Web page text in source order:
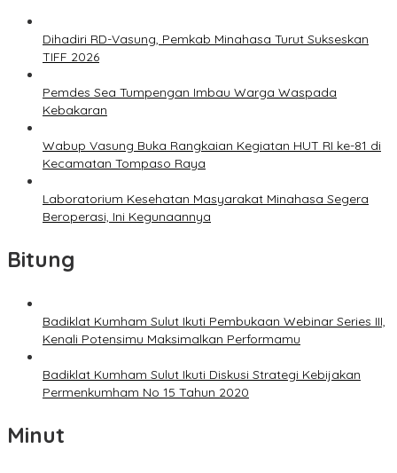
Dihadiri RD-Vasung, Pemkab Minahasa Turut Sukseskan
TIFF 2026
Pemdes Sea Tumpengan Imbau Warga Waspada
Kebakaran
Wabup Vasung Buka Rangkaian Kegiatan HUT RI ke-81 di
Kecamatan Tompaso Raya
Laboratorium Kesehatan Masyarakat Minahasa Segera
Beroperasi, Ini Kegunaannya
Bitung
Badiklat Kumham Sulut Ikuti Pembukaan Webinar Series III,
Kenali Potensimu Maksimalkan Performamu
Badiklat Kumham Sulut Ikuti Diskusi Strategi Kebijakan
Permenkumham No 15 Tahun 2020
Minut